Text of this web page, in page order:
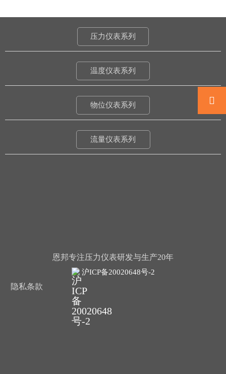
压力仪表系列
温度仪表系列
物位仪表系列
流量仪表系列
恩邦专注压力仪表研发与生产20年
沪ICP备20020648号-2
隐私条款
